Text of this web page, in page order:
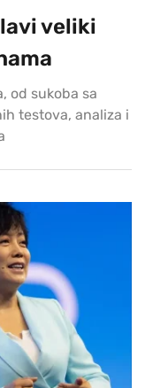
veliki
od sukoba sa
testova, analiza i